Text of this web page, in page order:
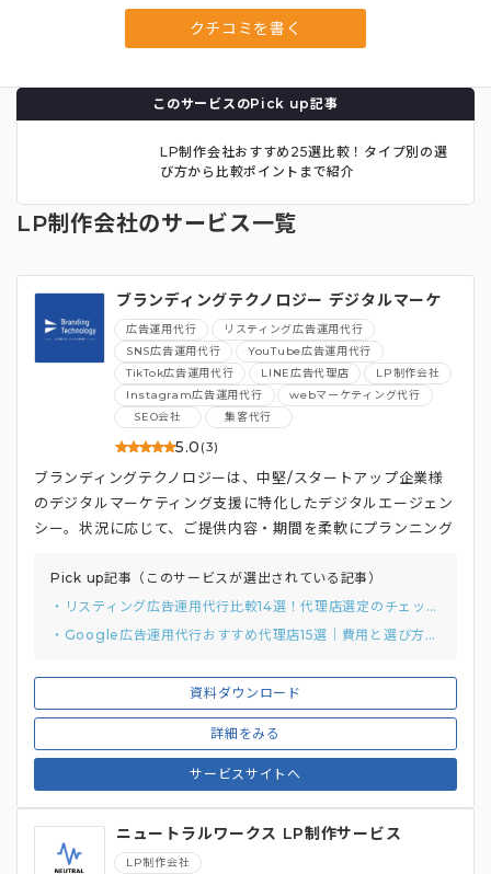
クチコミを書く
このサービスのPick up記事
LP制作会社おすすめ25選比較！タイプ別の選
び方から比較ポイントまで紹介
LP制作会社のサービス一覧
ブランディングテクノロジー デジタルマーケ
ティング総合支援
広告運用代行
リスティング広告運用代行
SNS広告運用代行
YouTube広告運用代行
TikTok広告運用代行
LINE広告代理店
LP制作会社
Instagram広告運用代行
webマーケティング代行
SEO会社
集客代行
5.0 (3)
資料ダウンロード
詳細をみる
サービスサイトへ
ブランディングテクノロジーは、中堅/スタートアップ企業様
のデジタルマーケティング支援に特化したデジタルエージェン
シー。状況に応じて、ご提供内容・期間を柔軟にプランニング
Pick up記事（このサービスが選出されている記事）
・リスティング広告運用代行比較14選！代理店選定のチェックリストと質問例付き
・Google広告運用代行おすすめ代理店15選｜費用と選び方まで解説
ニュートラルワークス LP制作サービス
LP制作会社